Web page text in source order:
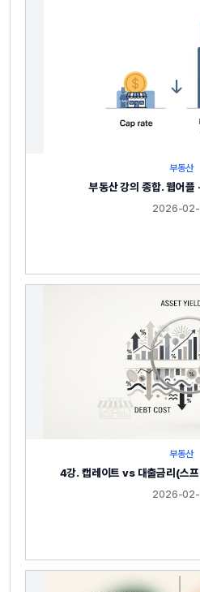
부동산
부동산 강의 종합. 웹어플
2026-02-
부동산
4강. 캡레이트 vs 대출금리(스
2026-02-